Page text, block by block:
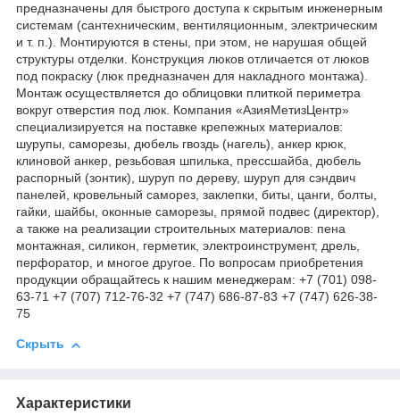
предназначены для быстрого доступа к скрытым инженерным
системам (сантехническим, вентиляционным, электрическим
и т. п.). Монтируются в стены, при этом, не нарушая общей
структуры отделки. Конструкция люков отличается от люков
под покраску (люк предназначен для накладного монтажа).
Монтаж осуществляется до облицовки плиткой периметра
вокруг отверстия под люк. Компания «АзияМетизЦентр»
специализируется на поставке крепежных материалов:
шурупы, саморезы, дюбель гвоздь (нагель), анкер крюк,
клиновой анкер, резьбовая шпилька, прессшайба, дюбель
распорный (зонтик), шуруп по дереву, шуруп для сэндвич
панелей, кровельный саморез, заклепки, биты, цанги, болты,
гайки, шайбы, оконные саморезы, прямой подвес (директор),
а также на реализации строительных материалов: пена
монтажная, силикон, герметик, электроинструмент, дрель,
перфоратор, и многое другое. По вопросам приобретения
продукции обращайтесь к нашим менеджерам: +7 (701) 098-
63-71 +7 (707) 712-76-32 +7 (747) 686-87-83 +7 (747) 626-38-
75
Скрыть
Характеристики